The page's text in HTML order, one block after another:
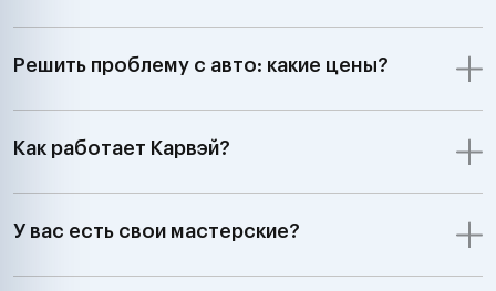
Решить проблему с авто: какие цены?
Как работает Карвэй?
У вас есть свои мастерские?